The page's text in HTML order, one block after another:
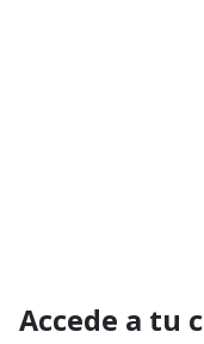
Accede a tu